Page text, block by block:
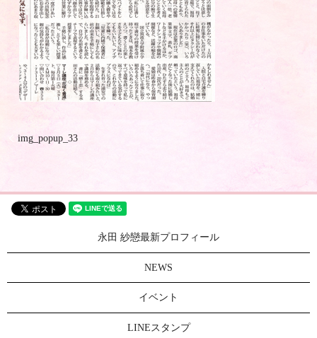
img_popup_33
永田 紗戀最新プロフィール
NEWS
イベント
LINEスタンプ